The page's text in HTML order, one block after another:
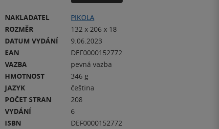
NAKLADATEL
PIKOLA
ROZMĚR
132 x 206 x 18
DATUM VYDÁNÍ
9.06.2023
EAN
DEF0000152772
VAZBA
pevná vazba
HMOTNOST
346 g
JAZYK
čeština
POČET STRAN
208
VYDÁNÍ
6
ISBN
DEF0000152772